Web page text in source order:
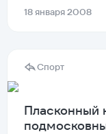
18 января 2008
Спорт
Пласконный